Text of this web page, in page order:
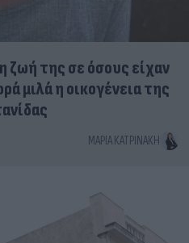
της σε όσους είχαν
μιλά η οικογένεια της
ΜΑΡΊΑ ΚΑΤΡΙΝΆΚΗ